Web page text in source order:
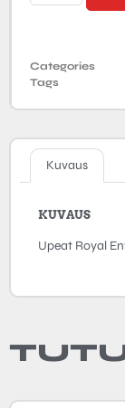
Categories
Tags
Kuvaus
KUVAUS
Upeat Royal